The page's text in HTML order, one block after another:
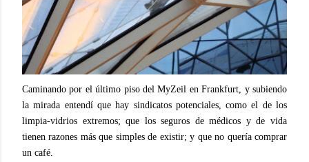
Caminando por el último piso del MyZeil en Frankfurt, y subiendo
la mirada entendí que hay sindicatos potenciales, como el de los
limpia-vidrios extremos; que los seguros de médicos y de vida
tienen razones más que simples de existir; y que no quería comprar
un café.